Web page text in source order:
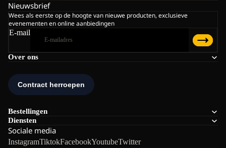
Over ons
Bestellingen
Diensten
Sociale media
InstagramTiktokFacebookYoutubeTwitter
Nieuwsbrief
Wees als eerste op de hoogte van nieuwe producten, exclusieve
evenementen en online aanbiedingen
E-mail